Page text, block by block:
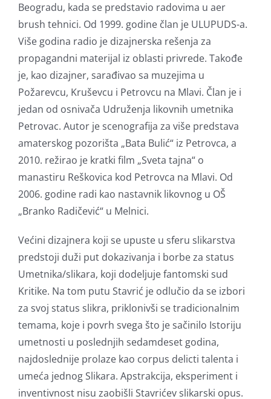
Beogradu, kada se predstavio radovima u aer
brush tehnici. Od 1999. godine član je ULUPUDS-a.
Više godina radio je dizajnerska rešenja za
propagandni materijal iz oblasti privrede. Takođe
je, kao dizajner, sarađivao sa muzejima u
Požarevcu, Kruševcu i Petrovcu na Mlavi. Član je i
jedan od osnivača Udruženja likovnih umetnika
Petrovac. Autor je scenografija za više predstava
amaterskog pozorišta „Bata Bulić“ iz Petrovca, a
2010. režirao je kratki film „Sveta tajna“ o
manastiru Reškovica kod Petrovca na Mlavi. Od
2006. godine radi kao nastavnik likovnog u OŠ
„Branko Radičević“ u Melnici.
Većini dizajnera koji se upuste u sferu slikarstva
predstoji duži put dokazivanja i borbe za status
Umetnika/slikara, koji dodeljuje fantomski sud
Kritike. Na tom putu Stavrić je odlučio da se izbori
za svoj status slikra, priklonivši se tradicionalnim
temama, koje i povrh svega što je sačinilo Istoriju
umetnosti u poslednjih sedamdeset godina,
najdoslednije prolaze kao corpus delicti talenta i
umeća jednog Slikara. Apstrakcija, eksperiment i
inventivnost nisu zaobišli Stavrićev slikarski opus.